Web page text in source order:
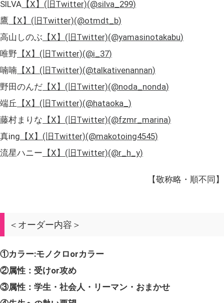
SILVA 【X】(旧Twitter)(@silva_299)
鷹 【X】(旧Twitter)(@otmdt_b)
高山しのぶ 【X】(旧Twitter)(@yamasinotakabu)
唯野 【X】(旧Twitter)(@i_37)
喃喃 【X】(旧Twitter)(@talkativenannan)
野田のんだ 【X】(旧Twitter)(@noda_nonda)
端丘 【X】(旧Twitter)(@hataoka_ )
藤村まりな 【X】(旧Twitter)(@fzmr_marina)
真ing 【X】(旧Twitter)(@makotoing4545)
流星ハニー 【X】(旧Twitter)(@r_h_y)
【敬称略・順不同】
＜オーダー内容＞
①カラー:モノクロorカラー
②属性：受けor攻め
③属性：学生・社会人・リーマン・おまかせ